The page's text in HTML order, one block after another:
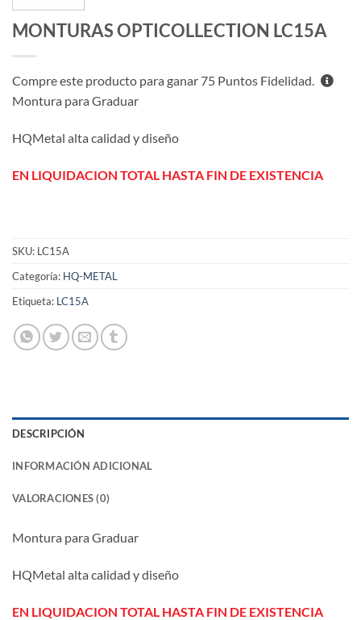
MONTURAS OPTICOLLECTION LC15A
Compre este producto para ganar 75 Puntos Fidelidad.
Montura para Graduar
HQMetal alta calidad y diseño
EN LIQUIDACION TOTAL HASTA FIN DE EXISTENCIA
SKU: LC15A
Categoría: HQ-METAL
Etiqueta: LC15A
DESCRIPCIÓN
INFORMACIÓN ADICIONAL
VALORACIONES (0)
Montura para Graduar
HQMetal alta calidad y diseño
EN LIQUIDACION TOTAL HASTA FIN DE EXISTENCIA